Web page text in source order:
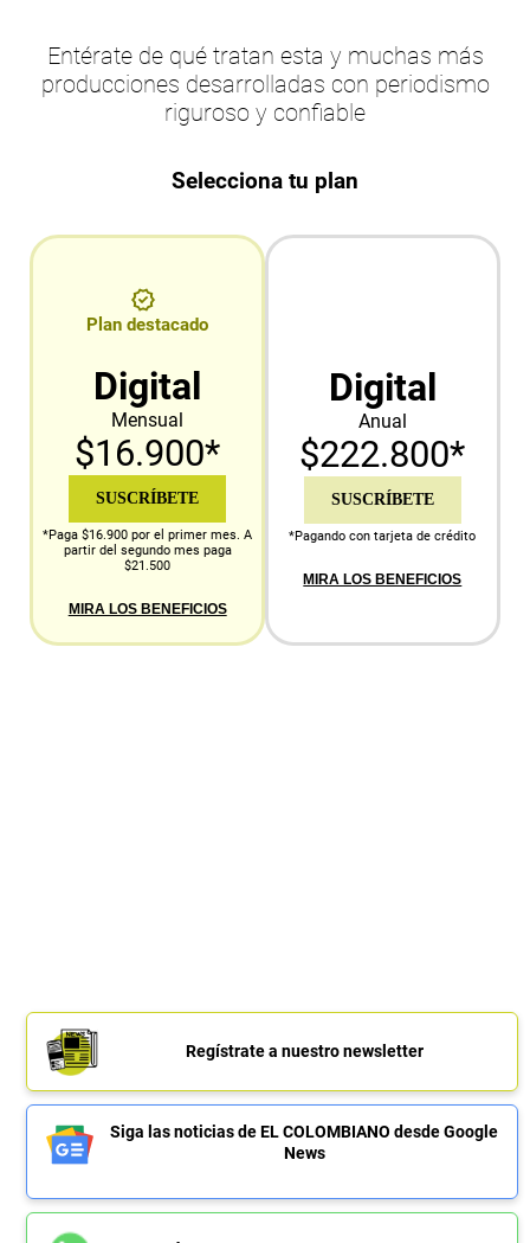
Entérate de qué tratan esta y muchas más
producciones desarrolladas con periodismo
riguroso y confiable
Selecciona tu plan
Plan destacado
Digital
Mensual
$16.900*
SUSCRÍBETE
*Paga $16.900 por el primer mes. A
partir del segundo mes paga
$21.500
MIRA LOS BENEFICIOS
Digital
Anual
$222.800*
SUSCRÍBETE
*Pagando con tarjeta de crédito
MIRA LOS BENEFICIOS
Regístrate a nuestro newsletter
Siga las noticias de EL COLOMBIANO desde Google
News